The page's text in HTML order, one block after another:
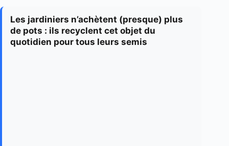
Les jardiniers n’achètent (presque) plus
de pots : ils recyclent cet objet du
quotidien pour tous leurs semis